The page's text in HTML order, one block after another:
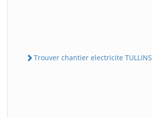
Trouver chantier electricite TULLINS